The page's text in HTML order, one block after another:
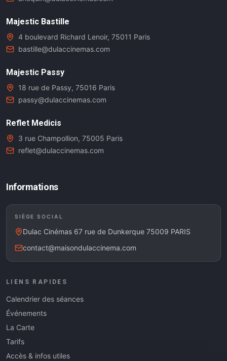
Majestic Bastille
4 boulevard Richard Lenoir, 75011 Paris
bastille@dulaccinemas.com
Majestic Passy
18 rue de Passy, 75016 Paris
passy@dulaccinemas.com
Reflet Medicis
3 rue Champollion, 75005 Paris
reflet@dulaccinemas.com
Informations
SIÈGE SOCIAL
Dulac Cinémas 67 rue de Dunkerque 75009 PARIS
contact@maisondulaccinema.com
LIENS RAPIDES
Calendrier des séances
Événements
La Carte
Tarifs
Accès & infos utiles